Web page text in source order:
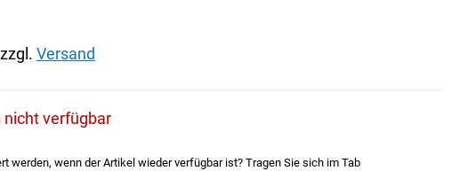
Versand
verfügbar
werden, wenn der Artikel wieder verfügbar ist? Tragen Sie sich im Tab